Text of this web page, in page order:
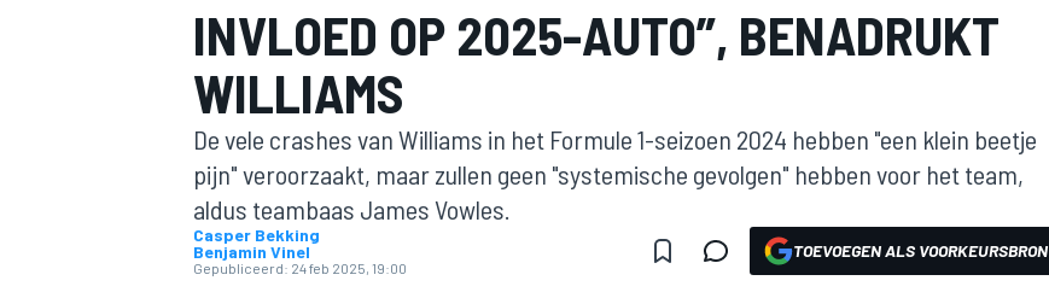
MOTOGP
INVLOED OP 2025-AUTO”, BENADRUKT
WILLIAMS
De vele crashes van Williams in het Formule 1-seizoen 2024 hebben "een klein beetje
pijn" veroorzaakt, maar zullen geen "systemische gevolgen" hebben voor het team,
aldus teambaas James Vowles.
Casper Bekking
Benjamin Vinel
Gepubliceerd: 24 feb 2025, 19:00
TOEVOEGEN ALS VOORKEURSBRON